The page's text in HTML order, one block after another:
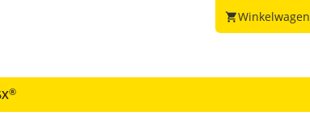
shopping_cartWinkelwagen
®